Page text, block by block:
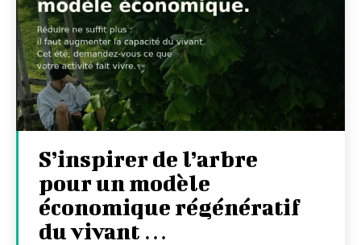
S’inspirer de l’arbre
pour un modèle
économique régénératif
du vivant …